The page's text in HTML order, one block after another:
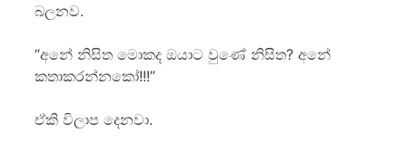
බලනව.
“අනේ නිසිත මොකද ඔයාට වුණේ නිසිත? අනේ
කතාකරන්නකෝ!!!”
ඒකි විලාප දෙනවා.